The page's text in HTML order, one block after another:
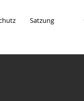
Satzung